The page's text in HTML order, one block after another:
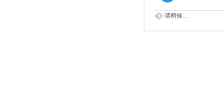
请稍候...